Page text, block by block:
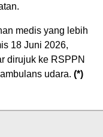
medis yang lebih
18 Juni 2026,
dirujuk ke RSPPN
udara. (*)